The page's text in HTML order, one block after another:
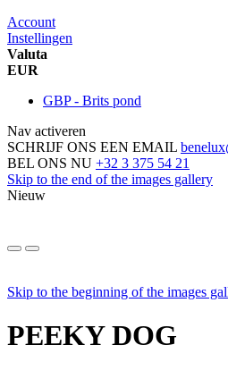
Account
Instellingen
Valuta
EUR
GBP - Brits pond
Nav activeren
SCHRIJF ONS EEN EMAIL
BEL ONS NU +32 3 375 54 21
Skip to the end of the images gallery
Nieuw
Skip to the beginning of the images
PEEKY DOG